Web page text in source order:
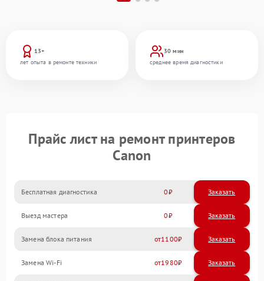
13+
лет опыта в ремонте техники
30 мин
среднее время диагностики
Прайс лист на ремонт принтеров
Canon
Бесплатная диагностика 0 Заказать
Выезд мастера 0 Заказать
Замена блока питания 1100
Замена Wi-Fi 1980